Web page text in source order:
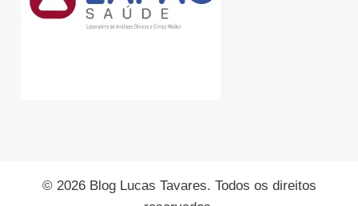
© 2026 Blog Lucas Tavares. Todos os direitos